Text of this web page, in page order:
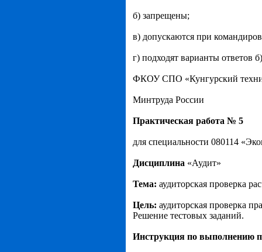
б) запрещены;
в) допускаются при
г) подходят варианты ответов
ФКОУ СПО «Кунгурский
Минтруда России
Практическая работа № 5
для специальности 080114
Дисциплина «Аудит»
Тема: аудиторская проверка
Цель: аудиторская проверка
Решение тестовых заданий.
Инструкция по выполнению